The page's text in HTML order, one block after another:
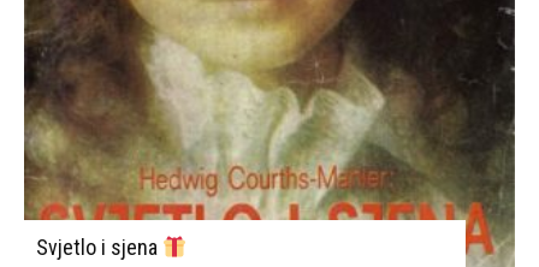
Svjetlo i sjena